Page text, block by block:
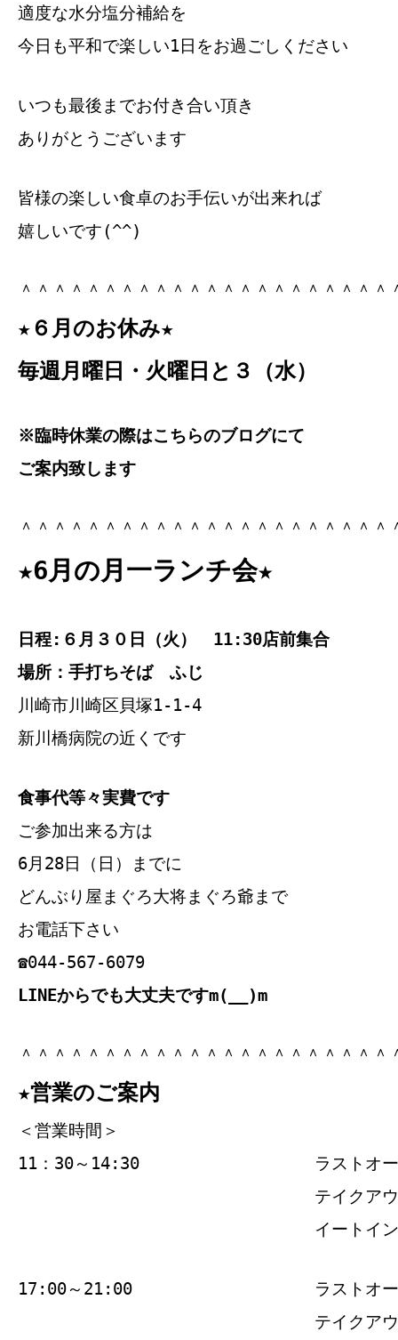
適度な水分塩分補給を
今日も平和で楽しい1日をお過ごしください
いつも最後までお付き合い頂き
ありがとうございます
皆様の楽しい食卓のお手伝いが出来れば
嬉しいです(^^)
＾＾＾＾＾＾＾＾＾＾＾＾＾＾＾＾＾＾＾＾＾
★６月のお休み★
毎週月曜日・火曜日と３（水）
※臨時休業の際はこちらのブログにて
ご案内致します
＾＾＾＾＾＾＾＾＾＾＾＾＾＾＾＾＾＾＾＾＾
★6月の月一ランチ会★
日程:６月３０日（火） 11:30店前集合
場所：手打ちそば ふじ
川崎市川崎区貝塚1-1-4
新川橋病院の近くです
食事代等々実費です
ご参加出来る方は
6月28日（日）までに
どんぶり屋まぐろ大将まぐろ爺まで
お電話下さい
☎044-567-6079
LINEからでも大丈夫ですm(__)m
＾＾＾＾＾＾＾＾＾＾＾＾＾＾＾＾＾＾＾＾＾
★営業のご案内
＜営業時間＞
11：30～14:30
ラストオ
テイクア
イートイ
17:00～21:00
ラストオ
テイクア